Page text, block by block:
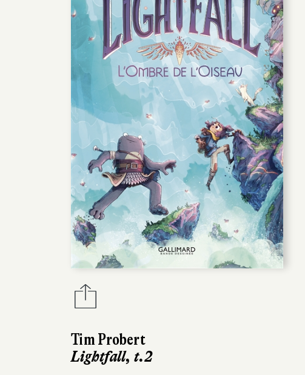
Tim Probert
Lightfall, t.2